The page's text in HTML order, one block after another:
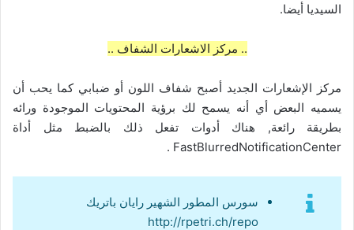
السيديا أيضا.
.. مركز الاشعارات الشفاف ..
مركز الإشعارات الجديد أصبح شفاف اللون أو ضبابي كما يحب أن
يسميه البعض أي أنه يسمح لك برؤية المحتويات الموجودة ورائه
بطريقة رائعة, هناك أدوات تفعل ذلك بالضبط مثل أداة
FastBlurredNotificationCenter .
سورس المطور الشهير رايان باتريك
http://rpetri.ch/repo